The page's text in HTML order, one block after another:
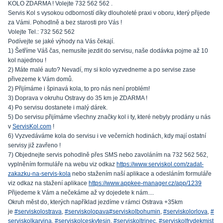
KOLO ZDARMA ! Volejte 732 562 562 .
Servis Kol s vysokou odborností díky dlouholeté praxi v oboru, který přijede
za Vámi. Pohodlně a bez starosti pro Vás !
Volejte Tel.: 732 562 562
Podívejte se jaké výhody na Vás čekají.
1) Šetříme Váš čas, nemusíte jezdit do servisu, naše dodávka pojme až 10
kol najednou !
2) Máte malé auto? Nevadí, my si kolo vyzvedneme a po servise zase
přivezeme k Vám domů.
2) Přijímáme i špinavá kola, to pro nás není problém!
3) Doprava v okruhu Ostravy do 35 km je ZDARMA !
4) Po servisu dostanete i malý dárek.
5) Do servisu přijímáme všechny značky kol i ty, které nebyly prodány u nás
v ServisKol.com !
6) Vyzvedáváme kola do servisu i ve večerních hodinách, kdy mají ostatní
servisy již zavřeno !
7) Objednejte servis pohodlně přes SMS nebo zavoláním na 732 562 562,
vyplněním formuláře na webu viz odkaz https://www.serviskol.com/zadat-
zakazku-na-servis-kola nebo stažením naší aplikace a odesláním formuláře
viz odkaz na stažení aplikace https://www.appkee-manager.cz/app/1239
Přijedeme k Vám a nečekáme až vy dojedete k nám....
Okruh měst do, kterých například jezdíme v rámci Ostrava +35km
je #serviskolostrava #serviskolopava#serviskolbohumin #serviskolorlova #
serviskolkarvina #serviskolceskytesin #serviskoltrinec #serviskolfrydekmist